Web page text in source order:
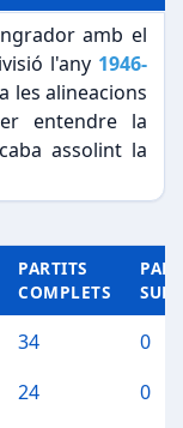
amb el
l'any 1946-
les alineacions
entendre la
assolint la
PARTITS
COMPLETS
34
0
24
0